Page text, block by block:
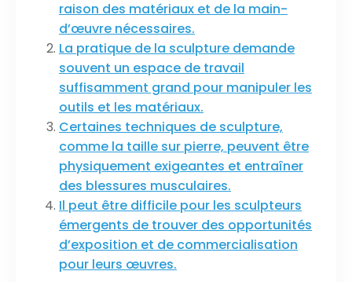
raison des matériaux et de la main-
d’œuvre nécessaires.
La pratique de la sculpture demande
souvent un espace de travail
suffisamment grand pour manipuler les
outils et les matériaux.
Certaines techniques de sculpture,
comme la taille sur pierre, peuvent être
physiquement exigeantes et entraîner
des blessures musculaires.
Il peut être difficile pour les sculpteurs
émergents de trouver des opportunités
d’exposition et de commercialisation
pour leurs œuvres.